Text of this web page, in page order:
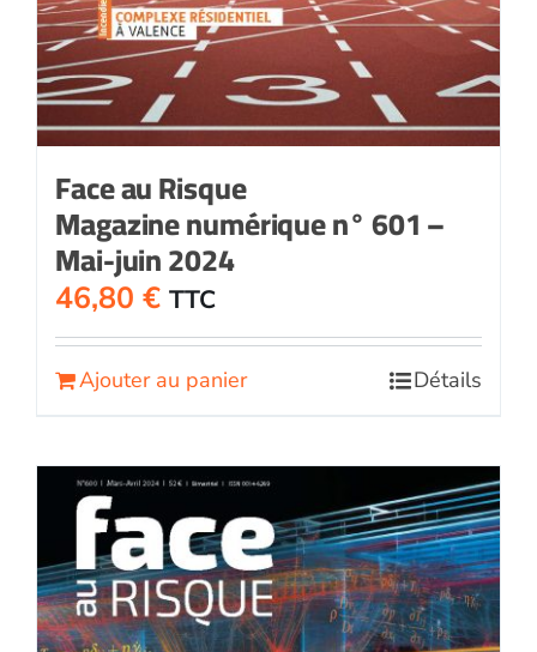
Face au Risque
Magazine numérique n° 601 –
Mai-juin 2024
46,80 € TTC
Ajouter au panier Détails